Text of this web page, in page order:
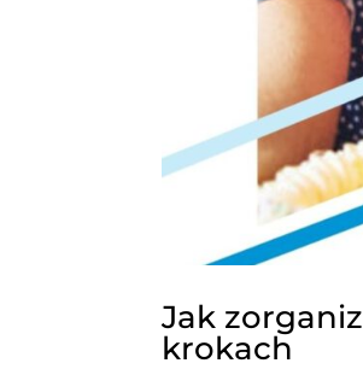
Jak
krokach